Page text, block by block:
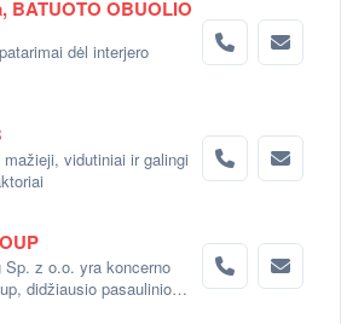
BATUOTO OBUOLIO
dėl interjero
vidutiniai ir galingi
Sp. z o.o. yra koncerno
didžiausio pasaulinio